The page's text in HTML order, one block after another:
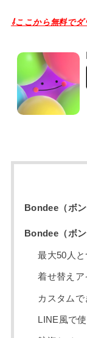
⇩ここから無料でダ
Bondee（ボ
Bondee（ボ
最大50人
着せ替えア
カスタム
LINE風で